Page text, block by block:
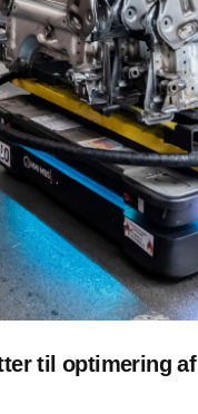
til optimering af